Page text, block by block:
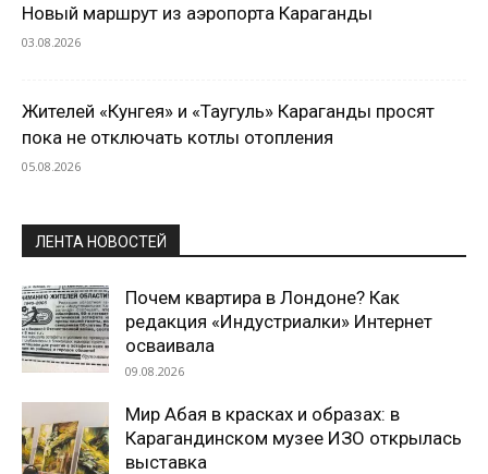
Новый маршрут из аэропорта Караганды
03.08.2026
Жителей «Кунгея» и «Таугуль» Караганды просят
пока не отключать котлы отопления
05.08.2026
ЛЕНТА НОВОСТЕЙ
Почем квартира в Лондоне? Как
редакция «Индустриалки» Интернет
осваивала
09.08.2026
Мир Абая в красках и образах: в
Карагандинском музее ИЗО открылась
выставка